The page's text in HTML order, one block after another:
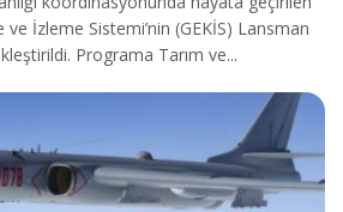
İzleme Sistemi’nin (GEKİS) Lansman
Programa Tarım ve...